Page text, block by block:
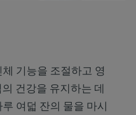
기능을 조절하고 영
건강을 유지하는 데
여덟 잔의 물을 마시